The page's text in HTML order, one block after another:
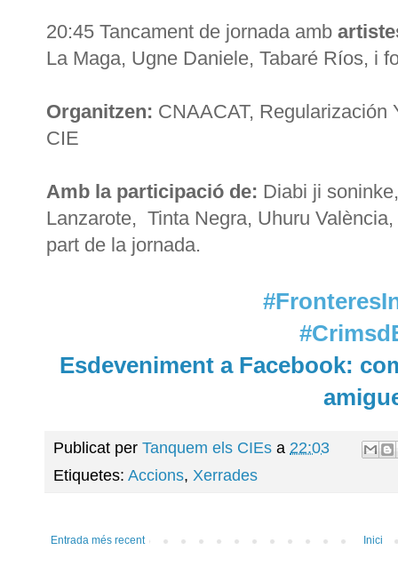
20:45 Tancament de jornada amb
La Maga, Ugne Daniele, Tabaré Ríos, i
Organitzen: CNAACAT, Regularización
CIE
Amb la participació de: Diabi ji
Lanzarote, Tinta Negra, Uhuru
part de la jornada.
Esdeveniment a Facebook:
Publicat per Tanquem els CIEs a 22:03
Etiquetes: Accions, Xerrades
Entrada més recent Inici